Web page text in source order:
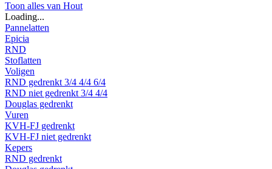
Toon alles van Hout
Loading...
Pannelatten
Epicia
RND
Stoflatten
Voligen
RND gedrenkt 3/4 4/4 6/4
RND niet gedrenkt 3/4 4/4
Douglas gedrenkt
Vuren
KVH-FJ gedrenkt
KVH-FJ niet gedrenkt
Kepers
RND gedrenkt